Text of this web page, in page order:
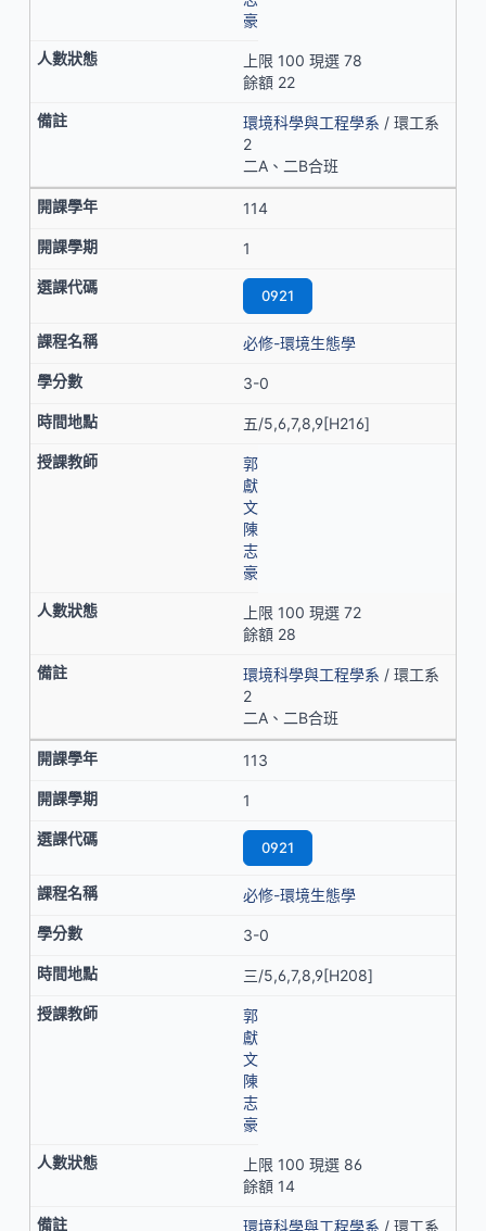
豪
上限 100 現選 78
餘額 22
環境科學與工程學系 / 環工系
2
二A、二B合班
114
1
0921
必修-環境生態學
3-0
五/5,6,7,8,9[H216]
郭
獻
文
陳
志
豪
上限 100 現選 72
餘額 28
環境科學與工程學系 / 環工系
2
二A、二B合班
113
1
0921
必修-環境生態學
3-0
三/5,6,7,8,9[H208]
郭
獻
文
陳
志
豪
上限 100 現選 86
餘額 14
環境科學與工程學系 / 環工系